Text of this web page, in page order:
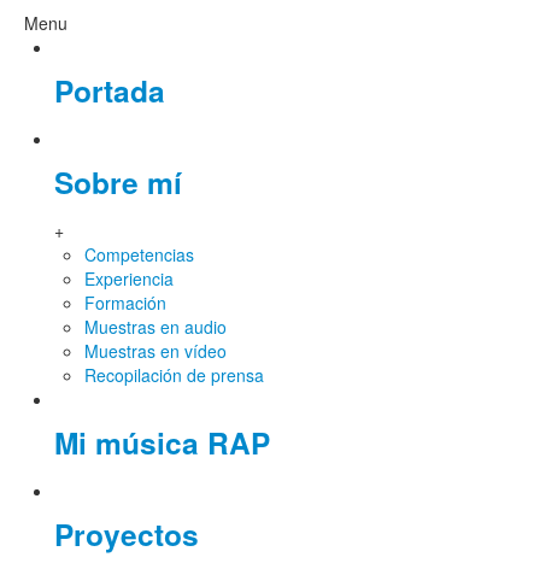
Menu
Portada
Sobre mí
+
Competencias
Experiencia
Formación
Muestras en audio
Muestras en vídeo
Recopilación de prensa
Mi música RAP
Proyectos